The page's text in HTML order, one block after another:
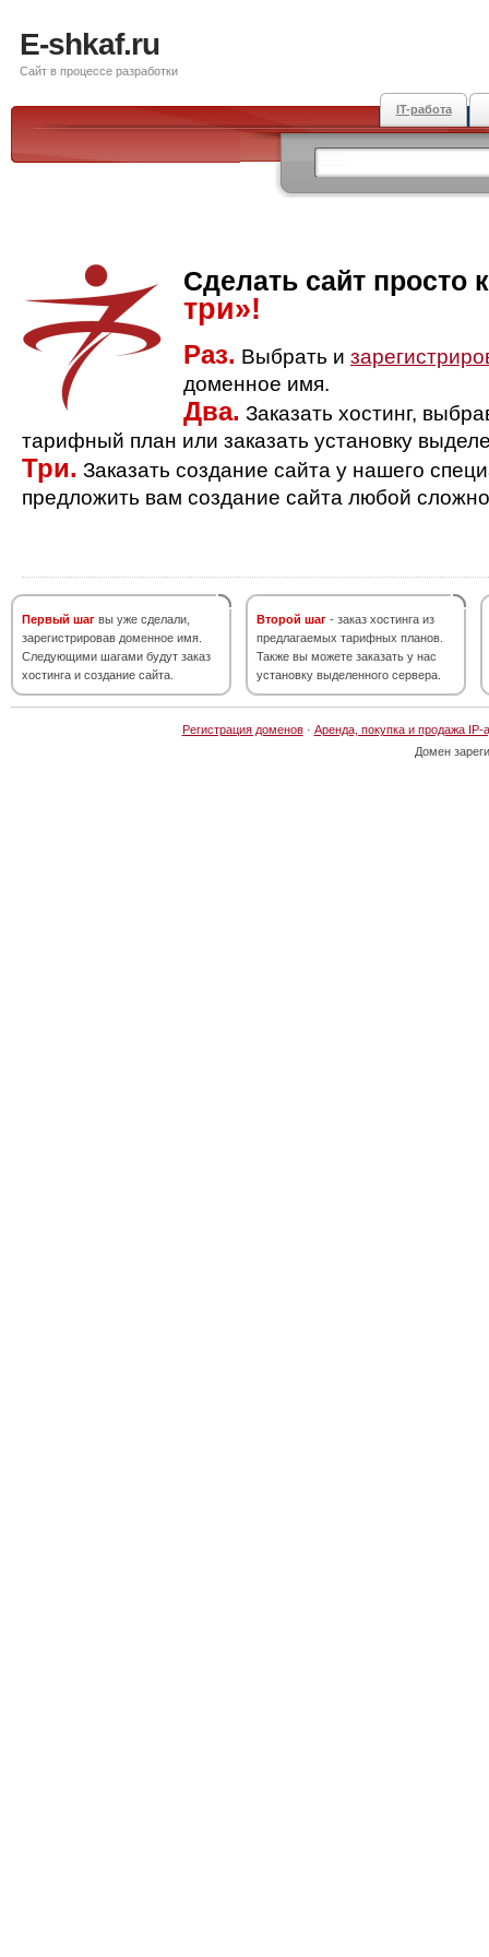
E-shkaf.ru
Сайт в процессе разработки
IT-работа
Сделать сайт просто
три»!
Раз. Выбрать и
доменное имя.
Два. Заказать хостинг,
тарифный план или заказать установку
Три. Заказать создание сайта у нашего
предложить вам создание сайта любой
Первый шаг вы уже сделали,
зарегистрировав доменное имя.
Следующими шагами будут заказ
хостинга и создание сайта.
Второй шаг - заказ хостинга из
предлагаемых тарифных планов.
Также вы можете заказать у нас
установку выделенного сервера.
Регистрация доменов· Аренда, покупка и продажа IP-
Домен